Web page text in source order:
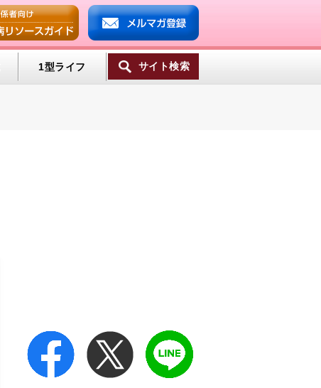
1型ライフ サイト検索